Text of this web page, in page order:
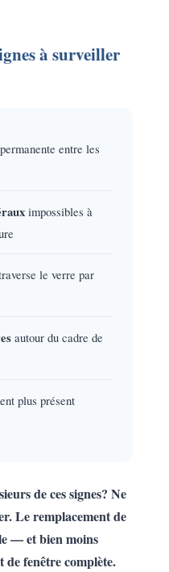
à surveiller
entre les
impossibles à
le verre par
autour du cadre de
plus présent
de ces signes? Ne
Le remplacement de
— et bien moins
de fenêtre complète.